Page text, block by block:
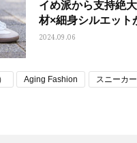
イめ派から支持絶
材×細身シルエッ
スニーカーSNAP】
2024.09.06
Aging Fashion スニーカ